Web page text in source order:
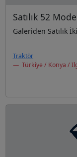
Satılık 52
Galeriden Satılık
Traktör
Türkiye / Konya /